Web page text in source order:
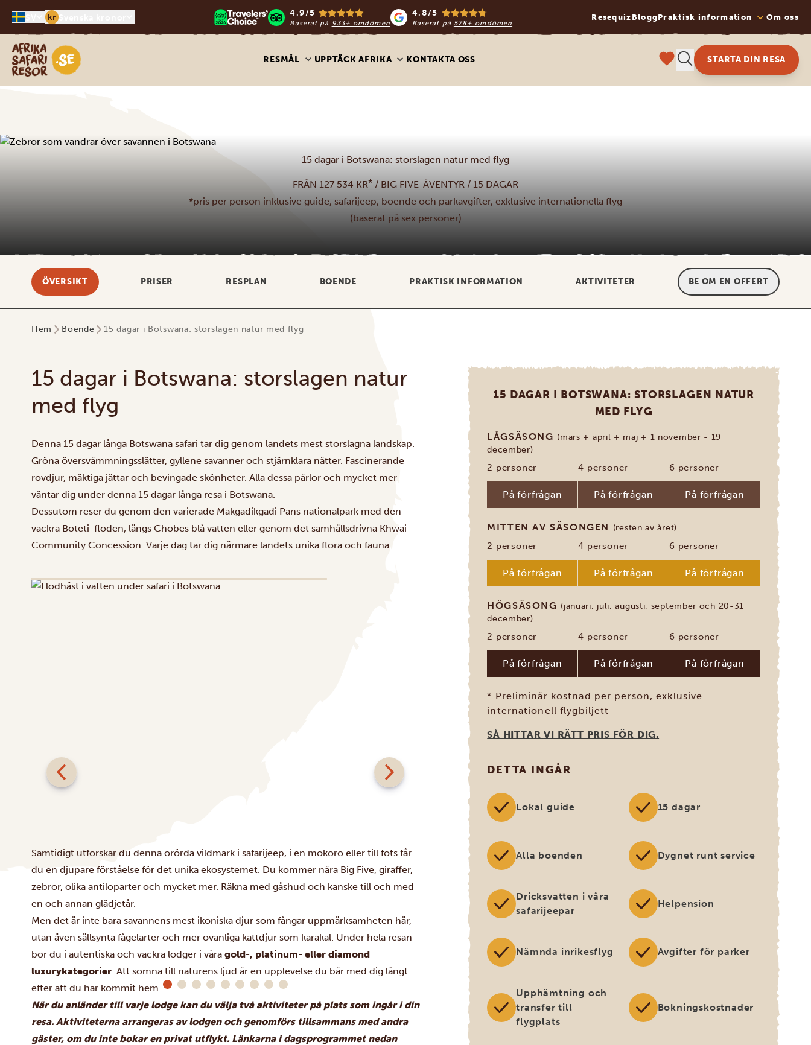
kr 4.9/5
Baserat på 933+ omdömen
4.8/5
Baserat på 578+ omdömen
Resequiz BloggPraktisk information Om oss
Safari-resor i Afrika
RESMÅL UPPTÄCK AFRIKA KONTAKTA OSS STARTA DIN RESA
15 dagar i Botswana: storslagen natur med flyg
FRÅN 127 534 KR* / BIG FIVE-ÄVENTYR / 15 DAGAR
*pris per person inklusive guide, safarijeep, boende och parkavgifter, exklusive internationella flyg
(baserat på sex personer)
ÖVERSIKT PRISER RESPLAN BOENDE PRAKTISK INFORMATION AKTIVITETER BE OM EN OFFERT
Hem Boende 15 dagar i Botswana: storslagen natur med flyg
15 dagar i Botswana: storslagen natur
med flyg
Denna 15 dagar långa Botswana safari tar dig genom landets mest storslagna landskap.
Gröna översvämmningsslätter, gyllene savanner och stjärnklara nätter. Fascinerande
rovdjur, mäktiga jättar och bevingade skönheter. Alla dessa pärlor och mycket mer
väntar dig under denna 15 dagar långa resa i Botswana.
Dessutom reser du genom den varierade Makgadikgadi Pans nationalpark med den
vackra Boteti-floden, längs Chobes blå vatten eller genom det samhällsdrivna Khwai
Community Concession. Varje dag tar dig närmare landets unika flora och fauna.
Samtidigt utforskar du denna orörda vildmark i safarijeep, i en mokoro eller till fots får
du en djupare förståelse för det unika ekosystemet. Du kommer nära Big Five, giraffer,
zebror, olika antiloparter och mycket mer. Räkna med gåshud och kanske till och med
en och annan glädjetår.
Men det är inte bara savannens mest ikoniska djur som fångar uppmärksamheten här,
utan även sällsynta fågelarter och mer ovanliga kattdjur som karakal. Under hela resan
bor du i autentiska och vackra lodger i våra gold-, platinum- eller diamond
luxurykategorier. Att somna till naturens ljud är en upplevelse du bär med dig långt
efter att du har kommit hem.
När du anländer till varje lodge kan du välja två aktiviteter på plats som ingår i din
resa. Aktiviteterna arrangeras av lodgen och genomförs tillsammans med andra
gäster, om du inte bokar en privat utflykt. Länkarna i dagsprogrammet nedan
15 DAGAR I BOTSWANA: STORSLAGEN NATUR
MED FLYG
LÅGSÄSONG (mars + april + maj + 1 november - 19
december)
2 personer
På förfrågan
4 personer
På förfrågan
6 personer
På förfrågan
MITTEN AV SÄSONGEN (resten av året)
2 personer
På förfrågan
4 personer
På förfrågan
6 personer
På förfrågan
HÖGSÄSONG (januari, juli, augusti, september och 20-31
december)
2 personer
På förfrågan
4 personer
På förfrågan
6 personer
På förfrågan
* Preliminär kostnad per person, exklusive
internationell flygbiljett
SÅ HITTAR VI RÄTT PRIS FÖR DIG.
DETTA INGÅR
Lokal guide 15 dagar
Alla boenden Dygnet runt service
Dricksvatten i våra
safarijeepar
Helpension
Nämnda inrikesflyg Avgifter för parker
Upphämtning och
transfer till
flygplats
Bokningskostnader